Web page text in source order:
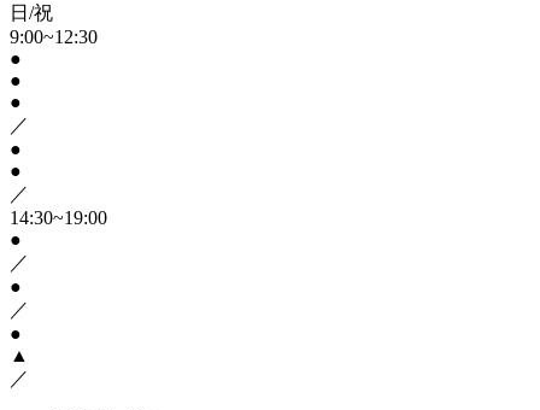
日/祝
9:00~12:30
●
●
●
／
●
●
／
14:30~19:00
●
／
●
／
●
▲
／